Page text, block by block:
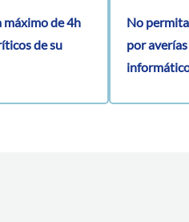
de 4h
de su
No
por